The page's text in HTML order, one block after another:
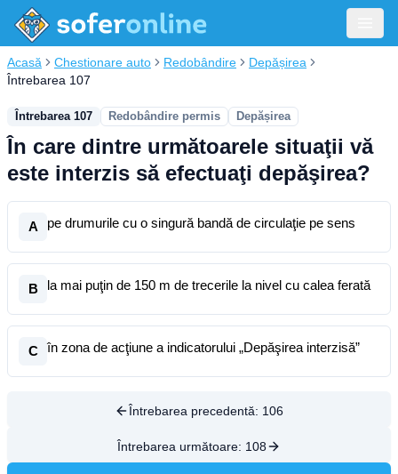
Acasă Chestionare auto Redobândire
Depășirea
Întrebarea 107
Întrebarea 107 Redobândire permis Depășirea
În care dintre următoarele situaţii vă
este interzis să efectuaţi depăşirea?
A pe drumurile cu o singură bandă de circulaţie pe sens
B la mai puţin de 150 m de trecerile la nivel cu calea ferată
C în zona de acţiune a indicatorului „Depăşirea interzisă”
Întrebarea precedentă: 106
Întrebarea următoare: 108